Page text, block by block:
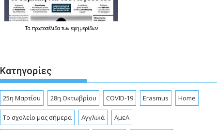
Τα πρωτοσέλιδα των εφημερίδων
Κατηγορίες
25η Μαρτίου 28η Οκτωβρίου COVID-19 Erasmus Home
To σχολείο μας σήμερα Αγγλικά ΑμεΑ